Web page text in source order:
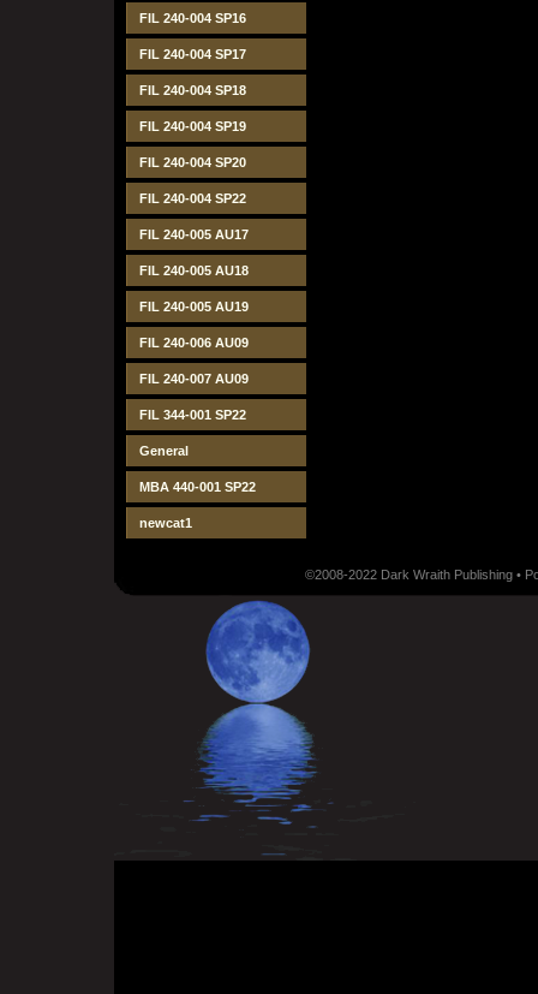
FIL 240-004 SP16
FIL 240-004 SP17
FIL 240-004 SP18
FIL 240-004 SP19
FIL 240-004 SP20
FIL 240-004 SP22
FIL 240-005 AU17
FIL 240-005 AU18
FIL 240-005 AU19
FIL 240-006 AU09
FIL 240-007 AU09
FIL 344-001 SP22
General
MBA 440-001 SP22
newcat1
©2008-2022 Dark Wraith Publishing •